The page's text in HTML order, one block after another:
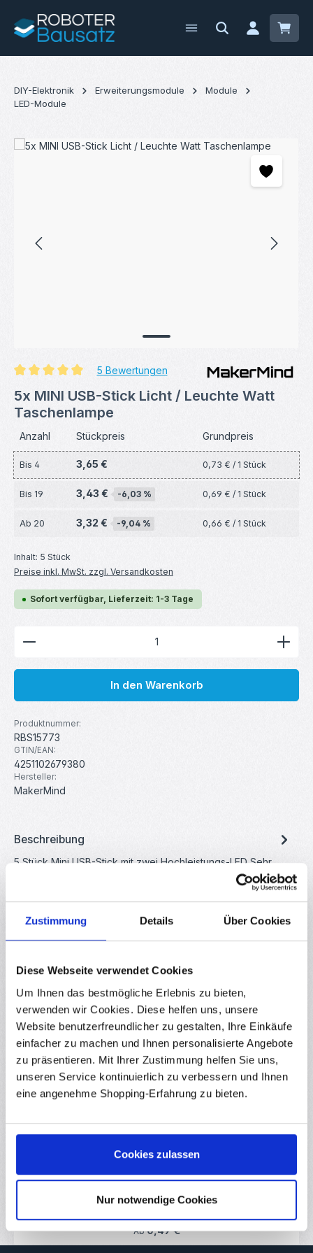
Zustimmung Details Über Cookies
Diese Webseite verwendet Cookies
Um Ihnen das bestmögliche Erlebnis zu bieten,
verwenden wir Cookies. Diese helfen uns, unsere
Website benutzerfreundlicher zu gestalten, Ihre Einkäufe
einfacher zu machen und Ihnen personalisierte Angebote
zu präsentieren. Mit Ihrer Zustimmung helfen Sie uns,
unseren Service kontinuierlich zu verbessern und Ihnen
eine angenehme Shopping-Erfahrung zu bieten.
Cookies zulassen
Nur notwendige Cookies
Zum Hauptinhalt springen
DIY-Elektronik Erweiterungsmodule
Module
LED-Module
Bildergalerie überspringen
5 Bewertungen
5x MINI USB-Stick Licht / Leuchte Watt
Taschenlampe
Anzahl Stückpreis Grundpreis
Bis 4 3,65 € 0,73 € / 1 Stück
Bis 19 3,43 € -6,03 % 0,69 € / 1 Stück
Ab 20 3,32 € -9,04 % 0,66 € / 1 Stück
Inhalt: 5 Stück
Preise inkl. MwSt. zzgl. Versandkosten
Sofort verfügbar, Lieferzeit: 1-3 Tage
Produkt Anzahl: Gib den gewünschten Wert ein
In den Warenkorb
Produktnummer:
RBS15773
GTIN/EAN:
4251102679380
Hersteller:
MakerMind
Beschreibung
5 Stück Mini USB-Stick mit zwei Hochleistungs-LED Sehr
helles und robustes USB-Licht zum anschließen an jedem
Eigenschaften
Downloads
Bewertungen
5
Produktgalerie überspringen
Ähnliche Produkte
(6)
Taschenlampe
Mini USB-Stick mit 3 Hochleistungs-LEDs Sehr helles und
robustes USB-Licht zum anschließen an jedem USB-Port. Sie
passt in jede Hosentasche und ist ideal zum Mitnehmen als
Taschenlampe für unterwegs. Viele kreative
Nutzungsmöglichkeiten mit praktischem Nutzen! Bringen sie zum
Beispiel Licht unter Ihren Schreibtisch! Einfach in den hinteren
USB-Eingang am PC einstecken und in Ruhe Kabel sortieren oder
Sofort verfügbar
Regulärer Preis:
Ab0,49 €